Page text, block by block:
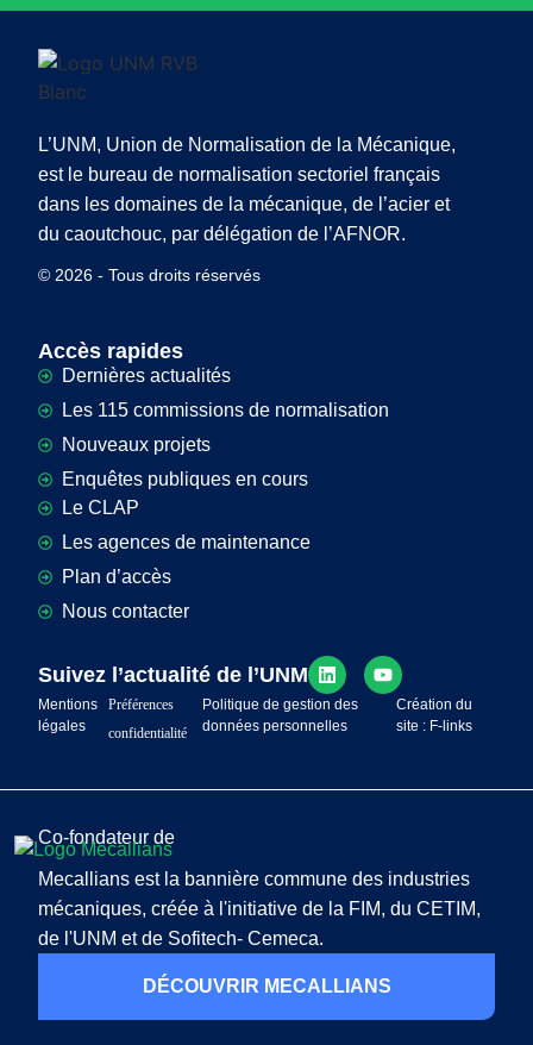
L’UNM, Union de Normalisation de la Mécanique,
est le bureau de normalisation sectoriel français
dans les domaines de la mécanique, de l’acier et
du caoutchouc, par délégation de l’AFNOR.
© 2026 - Tous droits réservés
Accès rapides
Dernières actualités
Les 115 commissions de normalisation
Nouveaux projets
Enquêtes publiques en cours
Le CLAP
Les agences de maintenance
Plan d’accès
Nous contacter
Suivez l’actualité de l’UNM
Mentions
légales
Préférences
confidentialité
Politique de gestion des
données personnelles
Création du
site : F-links
Co-fondateur de
Mecallians est la bannière commune des industries
mécaniques, créée à l'initiative de la FIM, du CETIM,
de l'UNM et de Sofitech- Cemeca.
DÉCOUVRIR MECALLIANS